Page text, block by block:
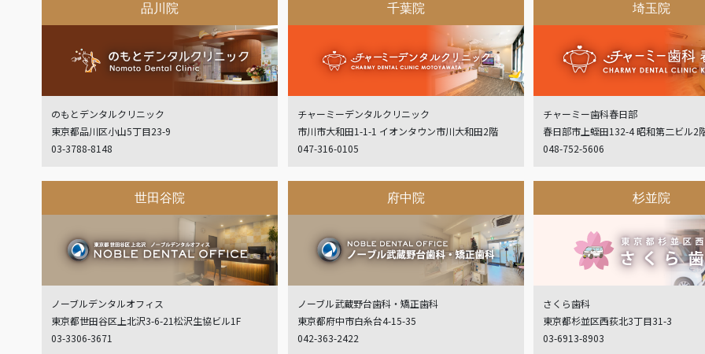
品川院
のもとデンタルクリニック
東京都品川区小山5丁目23-9
03-3788-8148
千葉院
チャーミーデンタルクリニック
市川市大和田1-1-1 イオンタウン市川大和田2階
047-316-0105
埼玉院
チャーミー歯科春日部
春日部市上蛭田132-4 昭和第二ビル2
048-752-5606
世田谷院
ノーブルデンタルオフィス
東京都世田谷区上北沢3-6-21松沢生協ビル1F
03-3306-3671
府中院
ノーブル武蔵野台歯科・矯正歯科
東京都府中市白糸台4-15-35
042-363-2422
杉並院
さくら歯科
東京都杉並区西荻北3丁目31-3
03-6913-8903